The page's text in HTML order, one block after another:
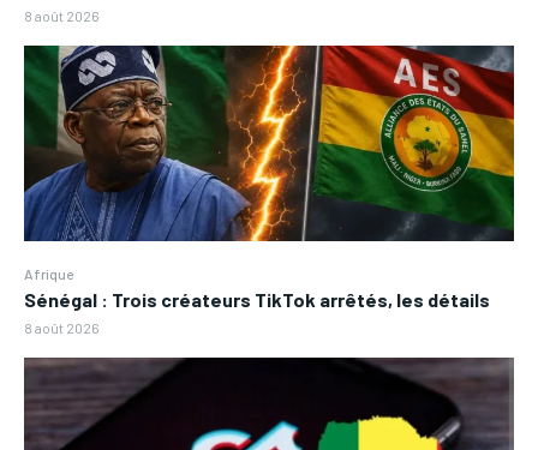
8 août 2026
Afrique
Sénégal : Trois créateurs TikTok arrêtés, les détails
8 août 2026